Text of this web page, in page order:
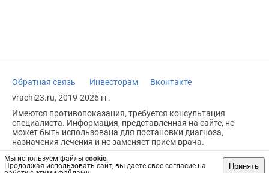
Мы используем файлы cookie.
Продолжая использовать сайт, вы даете свое согласие на
Принять
Обратная связь Инвесторам
Вконтакте
vrachi23.ru, 2019-2026 гг.
Имеются противопоказания, требуется консультация
специалиста. Информация, представленная на сайте, не
может быть использована для постановки диагноза,
назначения лечения и не заменяет прием врача.
Возрастное ограничение: 18+